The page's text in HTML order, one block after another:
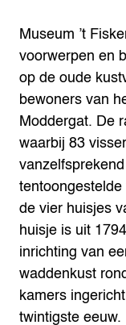
Museum ’t
voorwerpen en
op de oude
bewoners van
Moddergat. De
waarbij 83
de vier huisjes
huisje is uit
inrichting van
waddenkust
kamers
twintigste eeuw.